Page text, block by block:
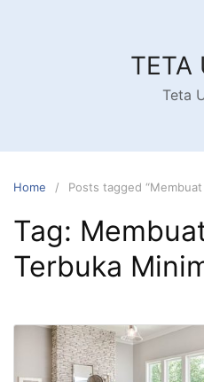
TETA
Teta
Home Posts tagged
Tag:
Terbuka